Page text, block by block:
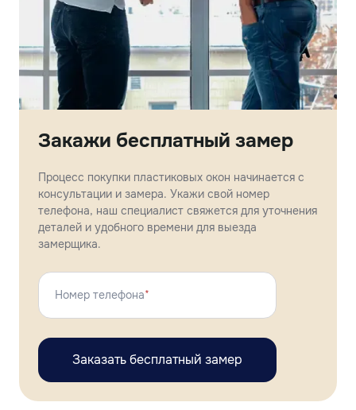
Закажи бесплатный замер
Процесс покупки пластиковых окон начинается с
консультации и замера. Укажи свой номер
телефона, наш специалист свяжется для уточнения
деталей и удобного времени для выезда
замерщика.
Номер телефона*
Заказать бесплатный замер